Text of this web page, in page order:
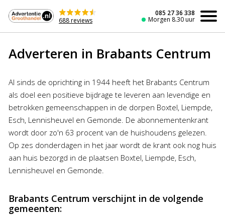
de
inhoud
688 reviews
085 27 36 338
Morgen 8.30 uur
Adverteren in Brabants Centrum
Al sinds de oprichting in 1944 heeft het Brabants Centrum
als doel een positieve bijdrage te leveren aan levendige en
betrokken gemeenschappen in de dorpen Boxtel, Liempde,
Esch, Lennisheuvel en Gemonde. De abonnementenkrant
wordt door zo'n 63 procent van de huishoudens gelezen.
Op zes donderdagen in het jaar wordt de krant ook nog huis
aan huis bezorgd in de plaatsen Boxtel, Liempde, Esch,
Lennisheuvel en Gemonde.
Brabants Centrum verschijnt in de volgende
gemeenten: